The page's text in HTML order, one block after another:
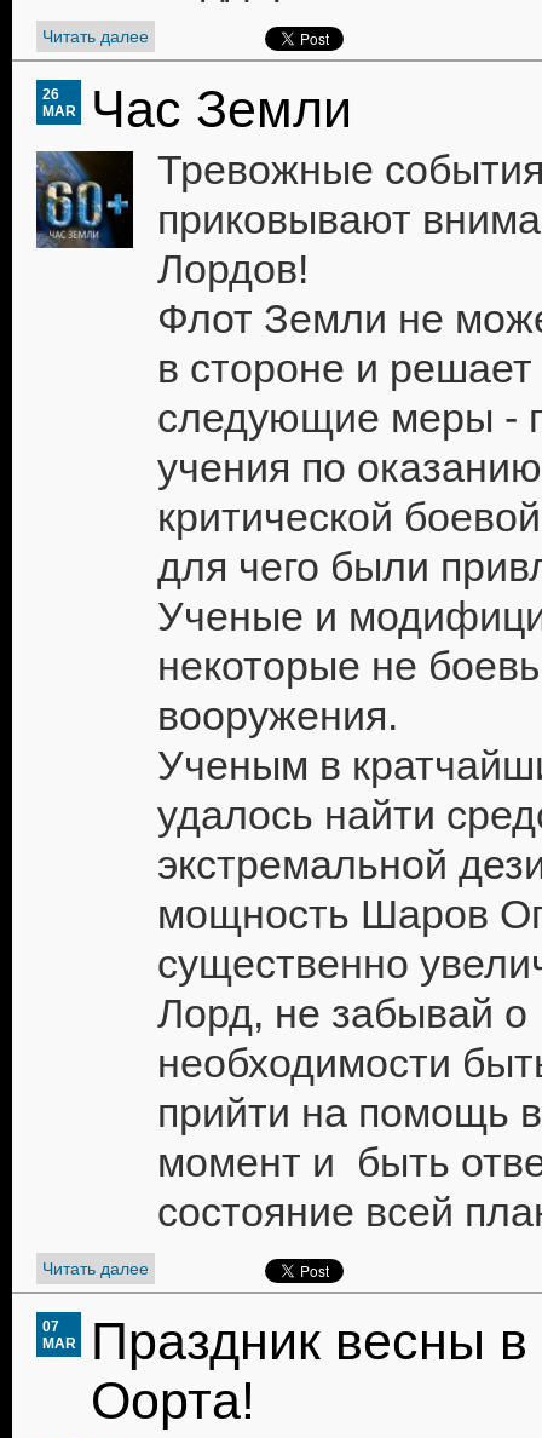
Читать далее
Час Земли
26
MAR
Тревожные
приковывают
Лордов!
Флот Земли не
в стороне и решает
следующие меры -
учения по
критической
для чего были
Ученые и
некоторые не
вооружения.
Ученым в
удалось найти
экстремальной
мощность Шаров
существенно
Лорд, не забывай о
необходимости
прийти на помощь
момент и быть
состояние всей
Читать далее
Праздник весны
Оорта!
07
MAR